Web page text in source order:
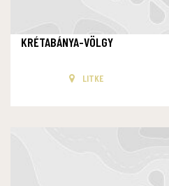
KRÉTABÁNYA-VÖLGY
LITKE